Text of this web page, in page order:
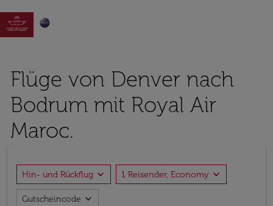

Flüge von Denver nach
Bodrum mit Royal Air
Maroc.
Hin- und Rückflug expand_more 1 Reisender, Economy expand_more
Gutscheincode expand_more